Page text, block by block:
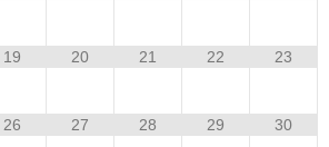
19 20 21 22 23
26 27 28 29 30